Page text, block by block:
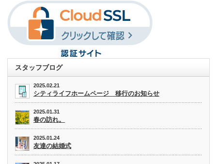
スタッフブログ
2025.02.21
シティライフホームページ 移行のお知らせ
2025.01.31
春の訪れ。
2025.01.24
友達の結婚式